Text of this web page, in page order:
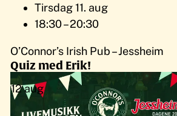
Tirsdag 11. aug
18:30 – 20:30
O’Connor’s Irish Pub – Jessheim
Quiz med Erik!
12aug